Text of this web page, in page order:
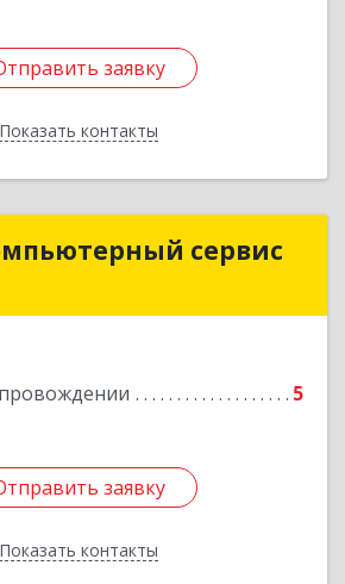
заявку
Показать контакты
заявку
Назад
сервис
5
заявку
Показать контакты
сервис
заявку
Назад